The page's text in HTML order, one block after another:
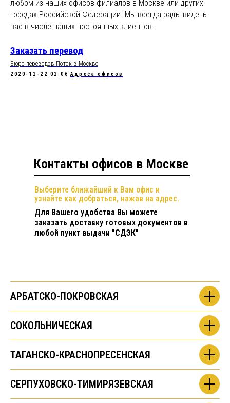
любом из наших офисов-филиалов в Москве или других
городах Российской Федерации. Мы всегда рады видеть
вас в числе наших постоянных клиентов.
Заказать перевод
Бюро переводов Поток в Москве
2020-12-22 02:06 Адреса офисов
Контакты офисов в Москве
Выберите ближайший к Вам офис и
узнайте как добраться, нажав на адрес.
Для Вашего удобства Вы можете
заказать доставку готовых документов в
любой пункт выдачи "СДЭК"
АРБАТСКО-ПОКРОВСКАЯ
СОКОЛЬНИЧЕСКАЯ
ТАГАНСКО-КРАСНОПРЕСЕНСКАЯ
СЕРПУХОВСКО-ТИМИРЯЗЕВСКАЯ